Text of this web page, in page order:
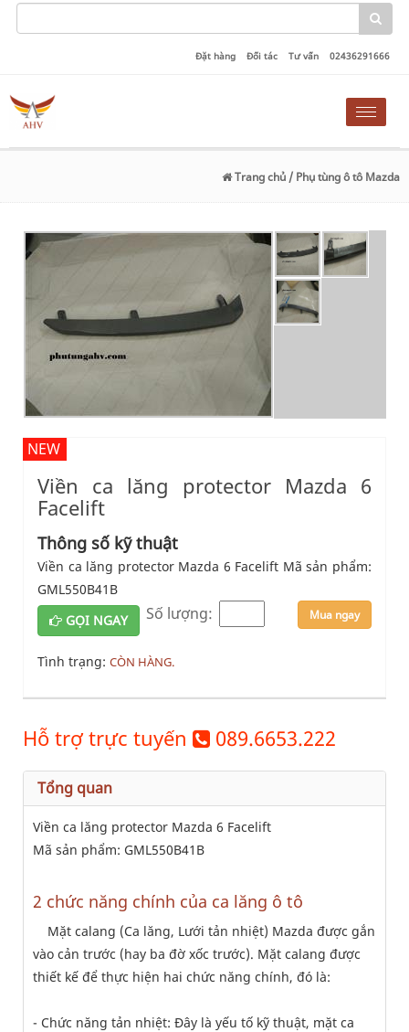
Đặt hàng Đối tác Tư vấn 02436291666
Toggle
Trang chủ / Phụ tùng ô tô Mazda
NEW
Viền ca lăng protector Mazda 6
Facelift
Thông số kỹ thuật
Viền ca lăng protector Mazda 6 Facelift Mã sản phẩm:
GML550B41B
GỌI NGAY
Số lượng: Mua ngay
Tình trạng: CÒN HÀNG.
Hỗ trợ trực tuyến 089.6653.222
Tổng quan
Viền ca lăng protector Mazda 6 Facelift
Mã sản phẩm: GML550B41B
2 chức năng chính của ca lăng ô tô
Mặt calang (Ca lăng, Lưới tản nhiệt) Mazda được gắn
vào cản trước (hay ba đờ xốc trước). Mặt calang được
thiết kế để thực hiện hai chức năng chính, đó là:
- Chức năng tản nhiệt: Đây là yếu tố kỹ thuật, mặt ca